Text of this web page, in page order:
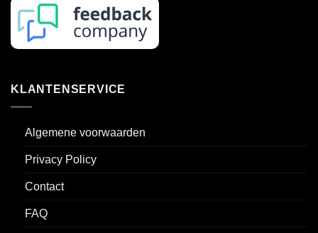
KLANTENSERVICE
Algemene voorwaarden
Privacy Policy
Contact
FAQ